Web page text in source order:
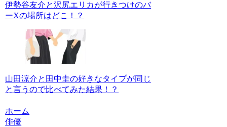
伊勢谷友介と沢尻エリカが行きつけのバ
ーXの場所はどこ！？
山田涼介と田中圭の好きなタイプが同じ
と言うので比べてみた結果！？
ホーム
俳優